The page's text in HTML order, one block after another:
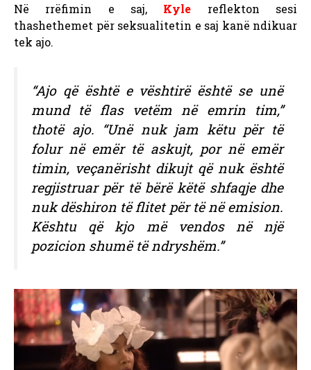
Në rrëfimin e saj, Kyle reflekton sesi
thashethemet për seksualitetin e saj kanë ndikuar
tek ajo.
“Ajo që është e vështirë është se unë
mund të flas vetëm në emrin tim,”
thotë ajo. “Unë nuk jam këtu për të
folur në emër të askujt, por në emër
timin, veçanërisht dikujt që nuk është
regjistruar për të bërë këtë shfaqje dhe
nuk dëshiron të flitet për të në emision.
Kështu që kjo më vendos në një
pozicion shumë të ndryshëm.”